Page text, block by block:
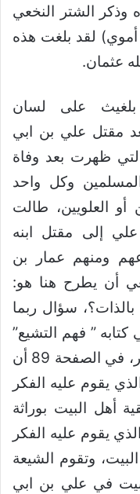
وذكر الشتر النخعي
لقد بلغت هذه
عثمان.
على لسان
مقتل علي بن ابي
ظهرت بعد وفاة
وكل واحد
أو العلويين، طالت
إلى مقتل ابنه
ومنهم عمار بن
أن يطرح هنا هو:
بالذات؟، سؤال ربما
” فهم التشيع”
صدر عن دار الأصالة للنشر الجزائر، في الصفحة 89 أن
يقوم عليه الفكر
أهل البيت بوراثة
يقوم عليه الفكر
وتقوم الشيعة
في علي بن ابي